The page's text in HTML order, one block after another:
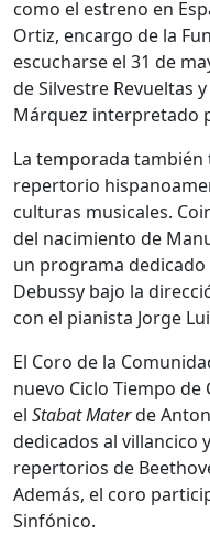
como el estreno en
Ortiz, encargo de la
escucharse el 31 de
deSilvestre Revueltas
Márquez interpretado
La temporada
repertorio
culturas musicales.
del nacimiento de
un programa
Debussy bajo la
con el pianista Jorge
El Coro de la
nuevo Ciclo Tiempo
el Stabat Materde
dedicados al villancico
repertorios de
Además, el coro
Sinfónico.